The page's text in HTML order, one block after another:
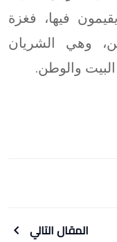
فيها، فغزة
وهي الشريان
والوطن.
المقال التالي